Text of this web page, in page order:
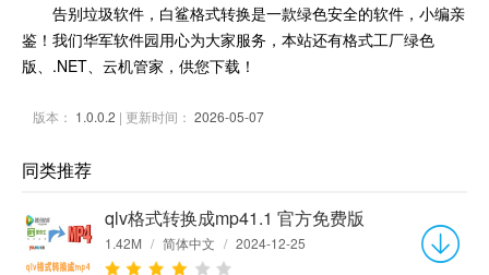
告别垃圾软件，白鲨格式转换是一款绿色安全的软件，小编亲
鉴！我们华军软件园用心为大家服务，本站还有格式工厂绿色
版、.NET、云机管家，供您下载！
版本： 1.0.0.2 | 更新时间： 2026-05-07
同类推荐
qlv格式转换成mp41.1 官方免费版
1.42M / 简体中文 / 2024-12-25